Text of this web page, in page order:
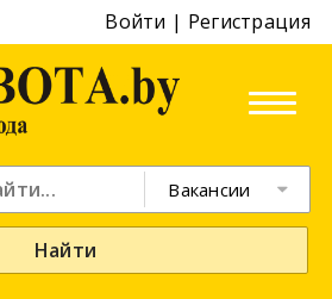
Войти | Регистрация
Вакансии
Найти